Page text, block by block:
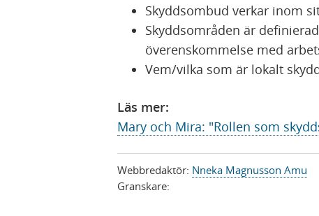
Skyddsombud verkar inom
Skyddsområden är
överenskommelse med
Vem/vilka som är lokalt
Läs mer:
Mary och Mira: "Rollen som
Webbredaktör: Nneka Magnusson Amu
Granskare: